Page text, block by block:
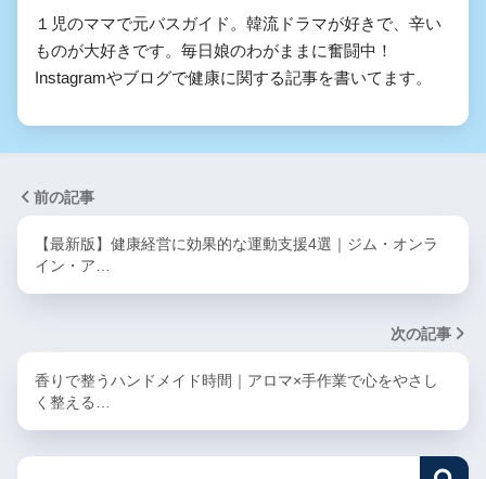
１児のママで元バスガイド。韓流ドラマが好きで、辛い
ものが大好きです。毎日娘のわがままに奮闘中！
Instagramやブログで健康に関する記事を書いてます。
前の記事
【最新版】健康経営に効果的な運動支援4選｜ジム・オンラ
イン・ア…
次の記事
香りで整うハンドメイド時間｜アロマ×手作業で心をやさし
く整える…